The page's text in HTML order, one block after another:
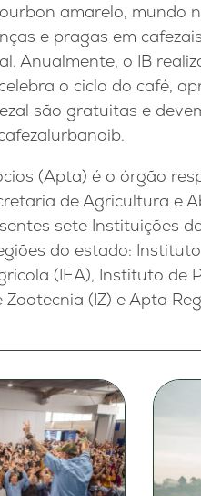
amarelo, mundo
e pragas em
Anualmente, o IB
o ciclo do café,
são gratuitas e
(Apta) é o órgão
de Agricultura e
sete Instituições
do estado:
(IEA), Instituto de
(IZ) e Apta